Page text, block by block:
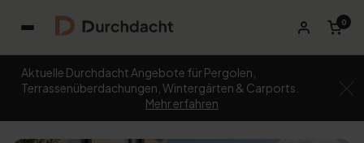
0
Aktuelle Durchdacht Angebote für Pergolen,
Terrassenüberdachungen, Wintergärten & Carports.
Mehr erfahren